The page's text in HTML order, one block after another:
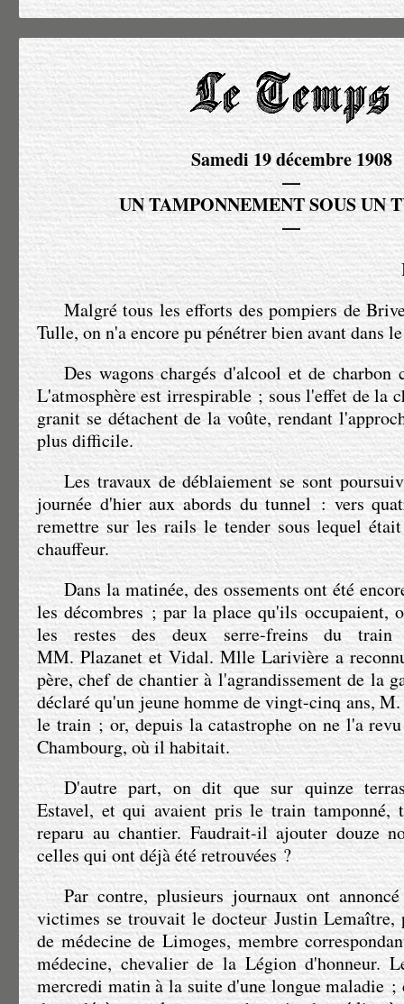
Samedi 19 décembre 1908
—
UN TAMPONNEMENT SOUS UN
—
Malgré tous les efforts des pompiers de
Tulle, on n'a encore pu pénétrer bien avant dans
Des wagons chargés d'alcool et de charbon
L'atmosphère est irrespirable ; sous l'effet de la
granit se détachent de la voûte, rendant
plus difficile.
Les travaux de déblaiement se sont
journée d'hier aux abords du tunnel : vers
remettre sur les rails le tender sous lequel
chauffeur.
Dans la matinée, des ossements ont été
les décombres ; par la place qu'ils occupaient,
les restes des deux serre-freins du train
MM. Plazanetet Vidal. Mlle Larivière a
père, chef de chantier à l'agrandissement de la
déclaré qu'un jeune homme de vingt-cinq ans,M.
le train ; or, depuis la catastrophe on ne l'a
Chambourg, où il habitait.
D'autre part, on dit que sur quinze
Estavel, et qui avaient pris le train tamponné,
reparu au chantier. Faudrait-il ajouter douze
celles qui ont déjà été retrouvées ?
Par contre, plusieurs journaux ont
victimes se trouvait le docteur Justin Lemaître,
de médecine de Limoges, membre
médecine, chevalier de la Légion d'honneur.
mercredi matin à la suite d'une longue maladie ;